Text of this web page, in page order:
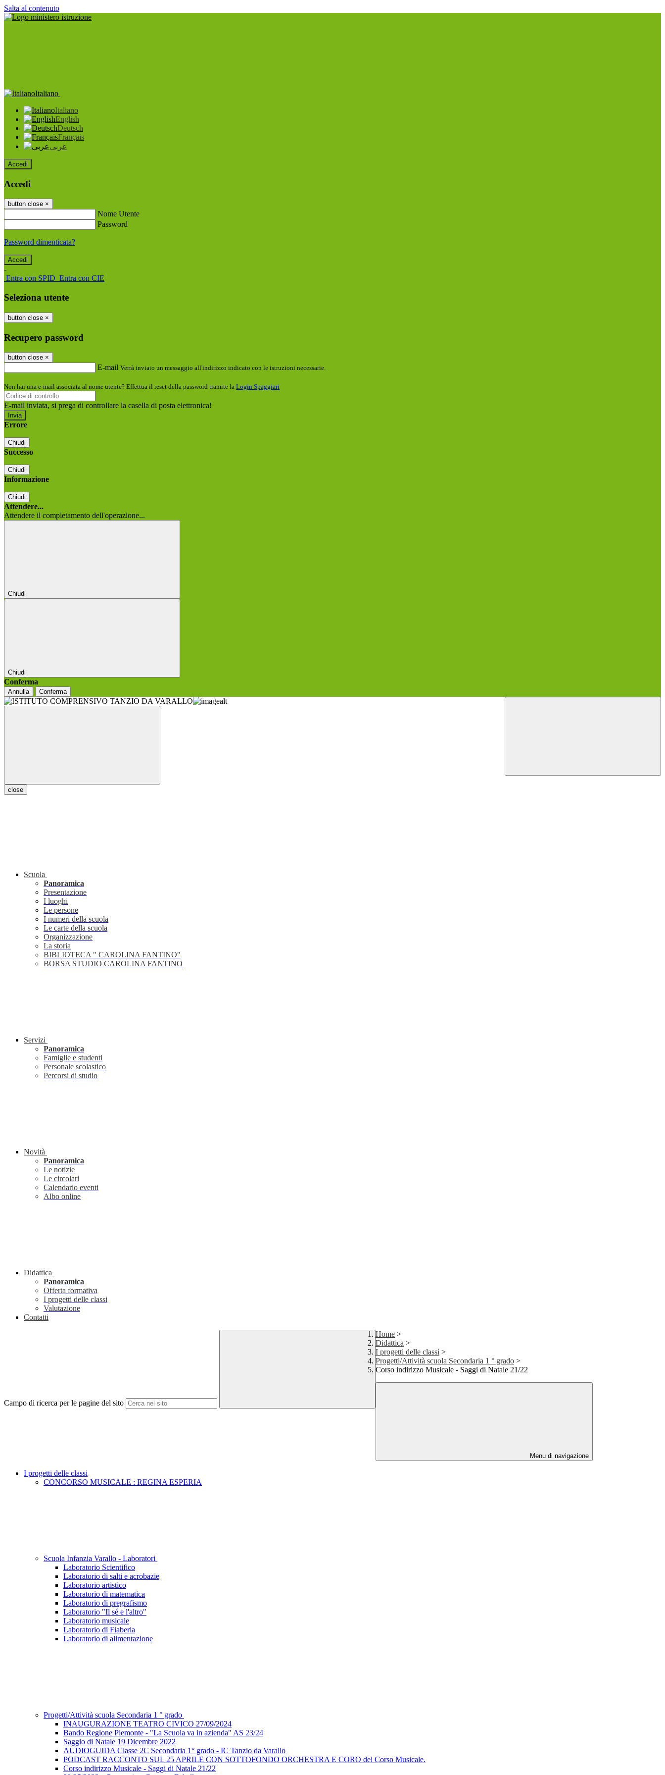
Salta al contenuto
Italiano
Italiano
English
Deutsch
Français
عربى
Accedi
Accedi
button close ×
Nome Utente
Password
Password dimenticata?
-
Entra con SPID Entra con CIE
Seleziona utente
button close ×
Recupero password
button close ×
E-mail Verrà inviato un messaggio all'indirizzo indicato con le istruzioni necessarie.
Non hai una e-mail associata al nome utente? Effettua il reset della password tramite la Login Spaggiari
E-mail inviata, si prega di controllare la casella di posta elettronica!
Errore
Chiudi
Successo
Chiudi
Informazione
Chiudi
Attendere...
Attendere il completamento dell'operazione...
Chiudi
Chiudi
Conferma
Annulla Conferma
close
Scuola
Panoramica
Presentazione
I luoghi
Le persone
I numeri della scuola
Le carte della scuola
Organizzazione
La storia
BIBLIOTECA " CAROLINA FANTINO"
BORSA STUDIO CAROLINA FANTINO
Servizi
Panoramica
Famiglie e studenti
Personale scolastico
Percorsi di studio
Novità
Panoramica
Le notizie
Le circolari
Calendario eventi
Albo online
Didattica
Panoramica
Offerta formativa
I progetti delle classi
Valutazione
Contatti
Campo di ricerca per le pagine del sito
Home >
Didattica >
I progetti delle classi >
Progetti/Attività scuola Secondaria 1 ° grado >
Corso indirizzo Musicale - Saggi di Natale 21/22
Menu di navigazione
I progetti delle classi
CONCORSO MUSICALE : REGINA ESPERIA
Scuola Infanzia Varallo - Laboratori
Laboratorio Scientifico
Laboratorio di salti e acrobazie
Laboratorio artistico
Laboratorio di matematica
Laboratorio di pregrafismo
Laboratorio "Il sé e l'altro"
Laboratorio musicale
Laboratorio di Fiaberia
Laboratorio di alimentazione
Progetti/Attività scuola Secondaria 1 ° grado
INAUGURAZIONE TEATRO CIVICO 27/09/2024
Bando Regione Piemonte - "La Scuola va in azienda" AS 23/24
Saggio di Natale 19 Dicembre 2022
AUDIOGUIDA Classe 2C Secondaria 1° grado - IC Tanzio da Varallo
PODCAST RACCONTO SUL 25 APRILE CON SOTTOFONDO ORCHESTRA E CORO del Corso Musicale.
Corso indirizzo Musicale - Saggi di Natale 21/22